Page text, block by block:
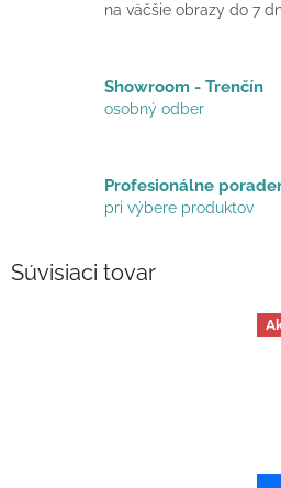
na väčšie obrazy do 7
Showroom - Trenčín
osobný odber
Profesionálne
pri výbere produktov
Súvisiaci tovar